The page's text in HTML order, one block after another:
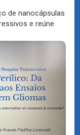
de nanocápsulas
e reúne